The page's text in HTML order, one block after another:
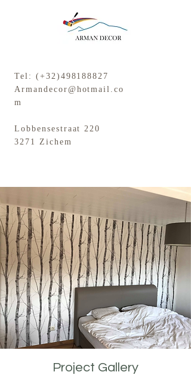
Tel: (+32)498188827
Armandecor@hotmail.co
m
Lobbensestraat 220
3271 Zichem
Project Gallery